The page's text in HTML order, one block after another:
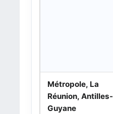
Métropole, La
Réunion, Antilles-
Guyane